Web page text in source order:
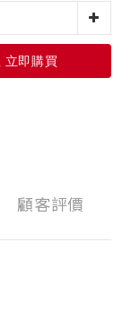
立即購買
顧客評價